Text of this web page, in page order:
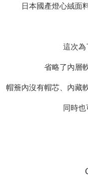
日本國產燈心絨面
這次為
省略了內層
帽簷內沒有帽芯、內藏
同時也